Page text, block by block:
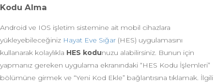
Kodu Alma
Android ve IOS işletim sistemine ait mobil cihazlara
yükleyebileceğiniz Hayat Eve Sığar (HES) uygulamasını
kullanarak kolaylıkla HES kodunuzu alabilirsiniz. Bunun için
yapmanız gereken uygulama ekranındaki “HES Kodu İşlemleri”
bölümüne girmek ve “Yeni Kod Ekle” bağlantısına tıklamak. İlgili